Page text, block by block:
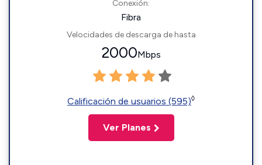
Conexión:
Fibra
Velocidades de descarga de hasta
2000Mbps
Calificación de usuarios (595)◊
Ver Planes